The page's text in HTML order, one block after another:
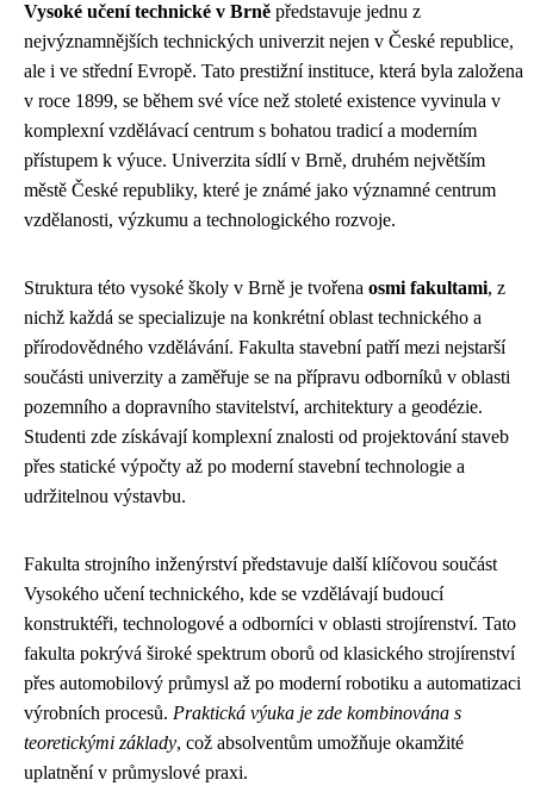
Vysoké učení technické v Brně představuje jednu z
nejvýznamnějších technických univerzit nejen v České republice,
ale i ve střední Evropě. Tato prestižní instituce, která byla založena
v roce 1899, se během své více než stoleté existence vyvinula v
komplexní vzdělávací centrum s bohatou tradicí a moderním
přístupem k výuce. Univerzita sídlí v Brně, druhém největším
městě České republiky, které je známé jako významné centrum
vzdělanosti, výzkumu a technologického rozvoje.
Struktura této vysoké školy v Brně je tvořena osmi fakultami, z
nichž každá se specializuje na konkrétní oblast technického a
přírodovědného vzdělávání. Fakulta stavební patří mezi nejstarší
součásti univerzity a zaměřuje se na přípravu odborníků v oblasti
pozemního a dopravního stavitelství, architektury a geodézie.
Studenti zde získávají komplexní znalosti od projektování staveb
přes statické výpočty až po moderní stavební technologie a
udržitelnou výstavbu.
Fakulta strojního inženýrství představuje další klíčovou součást
Vysokého učení technického, kde se vzdělávají budoucí
konstruktéři, technologové a odborníci v oblasti strojírenství. Tato
fakulta pokrývá široké spektrum oborů od klasického strojírenství
přes automobilový průmysl až po moderní robotiku a automatizaci
výrobních procesů. Praktická výuka je zde kombinována s
teoretickými základy, což absolventům umožňuje okamžité
uplatnění v průmyslové praxi.